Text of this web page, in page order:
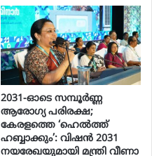
2031-ഓടെ സമ്പൂർണ്ണ
ആരോഗ്യ പരിരക്ഷ;
കേരളത്തെ ‘ഹെൽത്ത്
ഹബ്ബാക്കും’: വിഷൻ 2031
നയരേഖയുമായി മന്ത്രി വീണാ